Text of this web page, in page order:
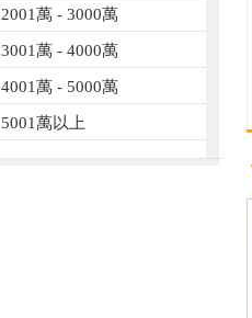
2001萬 - 3000萬
3001萬 - 4000萬
4001萬 - 5000萬
5001萬以上